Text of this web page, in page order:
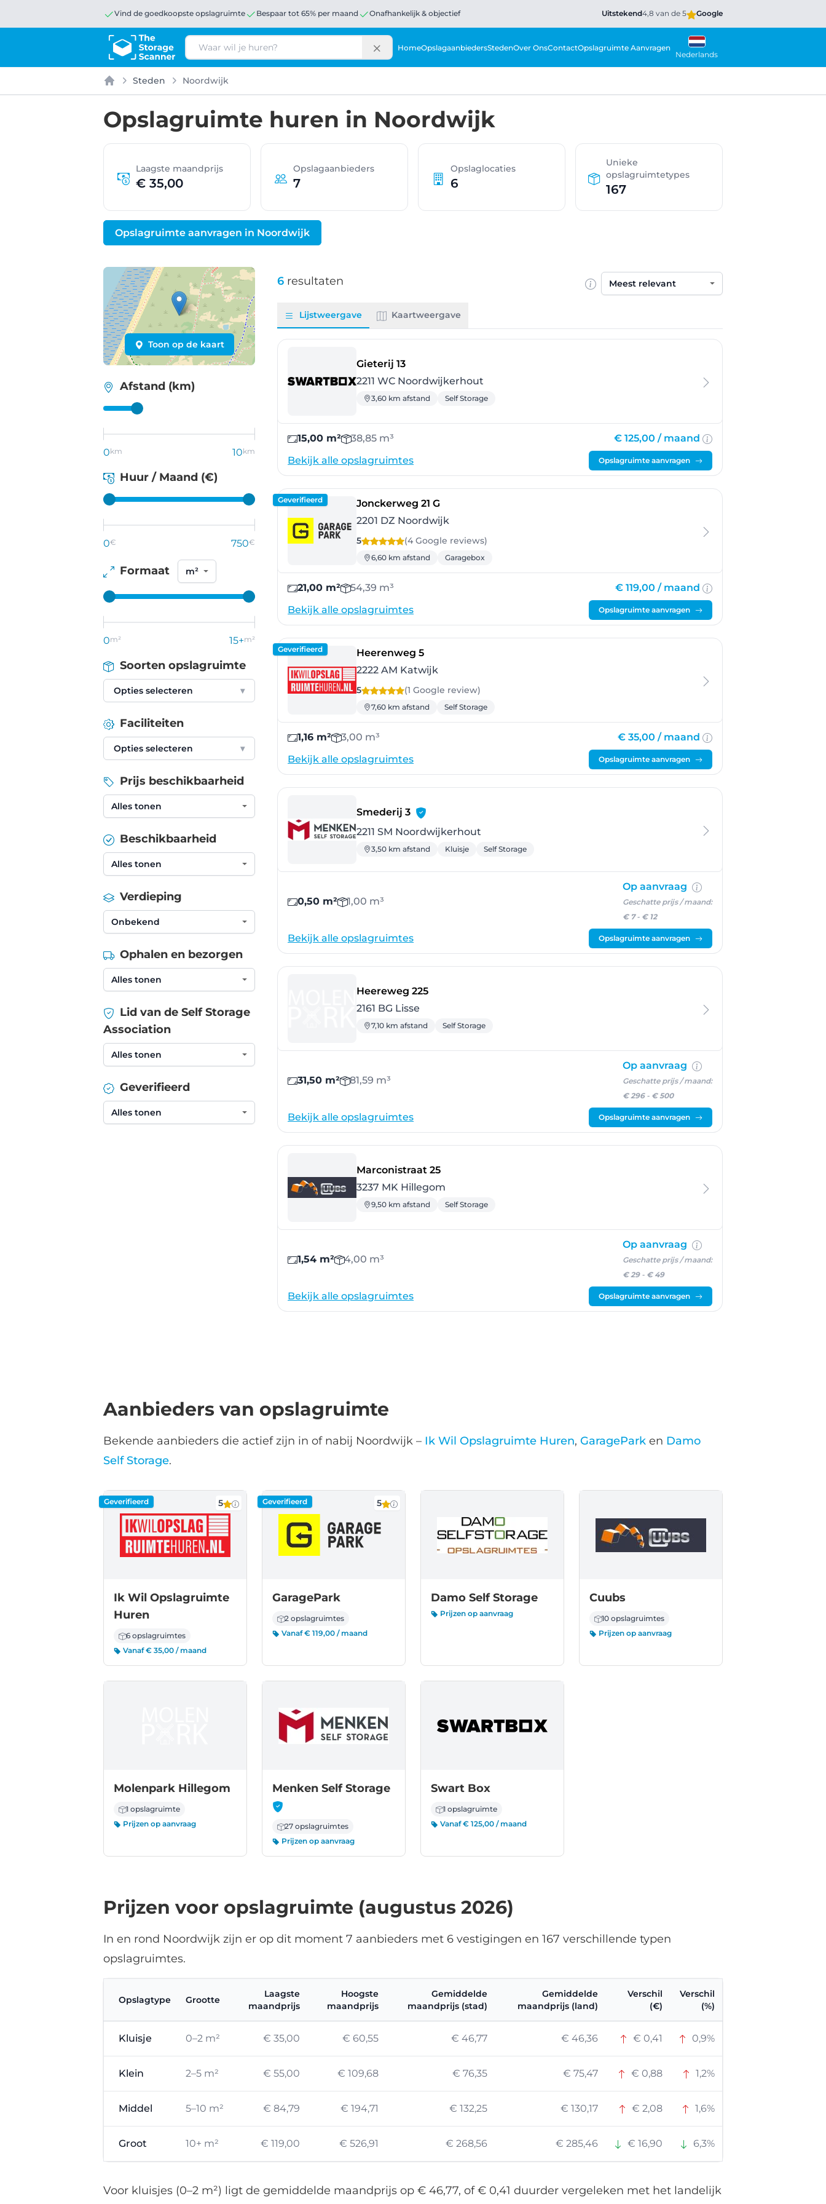
Vind de goedkoopste opslagruimte Bespaar tot 65% per maand Onafhankelijk & objectief Uitstekend4,8 van de 5 Google
Zoeken HomeOpslagaanbiedersStedenOver OnsContactOpslagruimte Aanvragen
Nederlands
Home
Steden Noordwijk
Opslagruimte huren in Noordwijk
Laagste maandprijs
€ 35,00
Opslagaanbieders
7
Opslaglocaties
6
Unieke
opslagruimtetypes
167
Opslagruimte aanvragen in Noordwijk
6 resultaten
Sorteren op
Lijstweergave Kaartweergave
Gieterij 13- Noordwijkerhout
2211 WC Noordwijkerhout
3,60 km afstand Self Storage
15,00 m² 38,85 m³ € 125,00 / maand
Bekijk alle opslagruimtes
Opslagruimte aanvragen
Geverifieerd Jonckerweg 21 G- Noordwijk
2201 DZ Noordwijk
5 (4 Google reviews)
6,60 km afstand Garagebox
21,00 m² 54,39 m³ € 119,00 / maand
Bekijk alle opslagruimtes
Opslagruimte aanvragen
Geverifieerd Heerenweg 5- Katwijk
2222 AM Katwijk
5 (1 Google review)
7,60 km afstand Self Storage
1,16 m² 3,00 m³ € 35,00 / maand
Bekijk alle opslagruimtes
Opslagruimte aanvragen
Smederij 3- Noordwijkerhout
2211 SM Noordwijkerhout
3,50 km afstand Kluisje Self Storage
0,50 m² 1,00 m³
Op aanvraag
Geschatte prijs / maand:
€ 7- € 12
Bekijk alle opslagruimtes Opslagruimte aanvragen
Heereweg 225- Lisse
2161 BG Lisse
7,10 km afstand Self Storage
31,50 m² 81,59 m³
Op aanvraag
Geschatte prijs / maand:
€ 296- € 500
Bekijk alle opslagruimtes Opslagruimte aanvragen
Marconistraat 25- Hillegom
3237 MK Hillegom
9,50 km afstand Self Storage
1,54 m² 4,00 m³
Op aanvraag
Geschatte prijs / maand:
€ 29- € 49
Bekijk alle opslagruimtes Opslagruimte aanvragen
Toon op de kaart
Afstand (km)
0km 10km
Huur / Maand (€)
0€ 750€
Formaat
0m² 15+m²
Soorten opslagruimte
Opties selecteren ▾
Faciliteiten
Opties selecteren ▾
Prijs beschikbaarheid
Beschikbaarheid
Verdieping
Ophalen en bezorgen
Lid van de Self Storage
Association
Geverifieerd
Aanbieders van opslagruimte
Bekende aanbieders die actief zijn in of nabij Noordwijk – Ik Wil Opslagruimte Huren, GaragePark en Damo
Self Storage.
Geverifieerd 5
Ik Wil Opslagruimte
Huren
6 opslagruimtes
Vanaf € 35,00 / maand
Geverifieerd 5
GaragePark
2 opslagruimtes
Vanaf € 119,00 / maand
Damo Self Storage
Prijzen op aanvraag
Cuubs
10 opslagruimtes
Prijzen op aanvraag
Molenpark Hillegom
1 opslagruimte
Prijzen op aanvraag
Menken Self Storage-
27 opslagruimtes
Prijzen op aanvraag
Swart Box
1 opslagruimte
Vanaf € 125,00 / maand
Prijzen voor opslagruimte (augustus 2026)
In en rond Noordwijk zijn er op dit moment 7 aanbieders met 6 vestigingen en 167 verschillende typen
opslagruimtes.
Opslagtype Grootte
Laagste
maandprijs
Hoogste
maandprijs
Gemiddelde
maandprijs (stad)
Gemiddelde
maandprijs (land)
Verschil
(€)
Verschil
(%)
Kluisje 0–2 m² € 35,00 € 60,55 € 46,77 € 46,36 € 0,41 0,9%
Klein 2–5 m² € 55,00 € 109,68 € 76,35 € 75,47 € 0,88 1,2%
Middel 5–10 m² € 84,79 € 194,71 € 132,25 € 130,17 € 2,08 1,6%
Groot 10+ m² € 119,00 € 526,91 € 268,56 € 285,46 € 16,90 6,3%
Voor kluisjes (0–2 m²) ligt de gemiddelde maandprijs op € 46,77, of € 0,41 duurder vergeleken met het landelijk